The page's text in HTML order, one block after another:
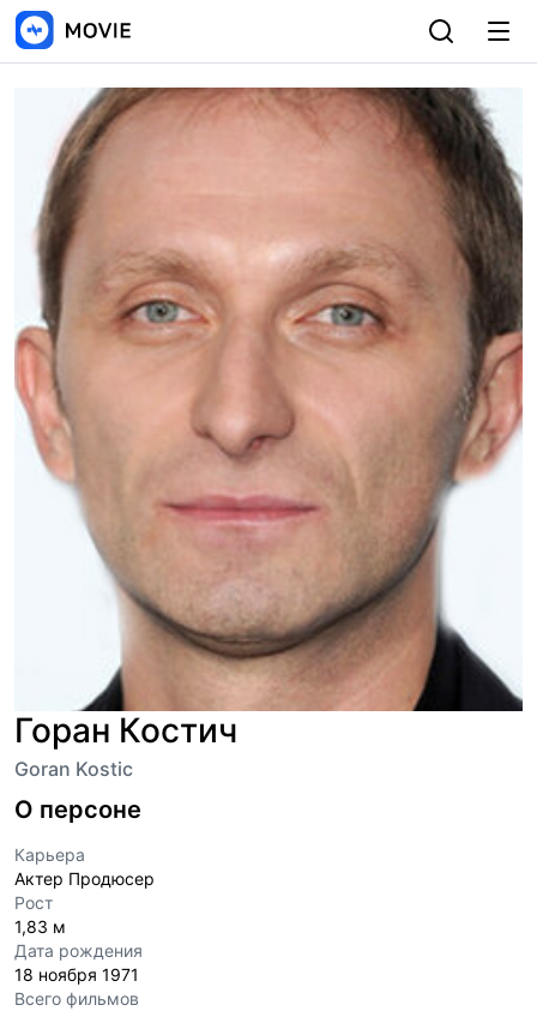
Горан Костич
Goran Kostic
О персоне
Карьера
Актер Продюсер
Рост
1,83 м
Дата рождения
18 ноября 1971
Всего фильмов